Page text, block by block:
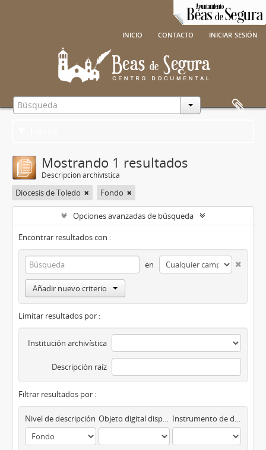
inicio contacto iniciar sesión
Mostrando 1 resultados
Descripción archivística
Diocesis de Toledo Fondo
Opciones avanzadas de búsqueda
Encontrar resultados con :
en
Añadir nuevo criterio
Limitar resultados por :
Institución archivística
Descripción raíz
Filtrar resultados por :
Nivel de descripción Objeto digital disponibles Instrumento de descripción